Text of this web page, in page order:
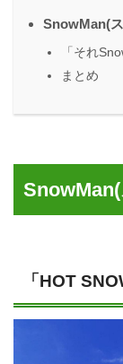
SnowMan(
「それ
まとめ
「HOT